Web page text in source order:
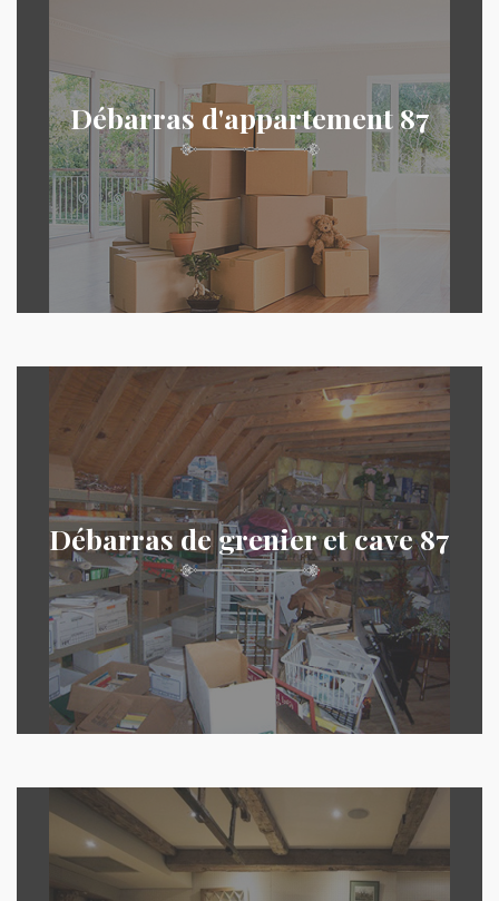
Débarras d'appartement 87
Débarras de grenier et cave 87